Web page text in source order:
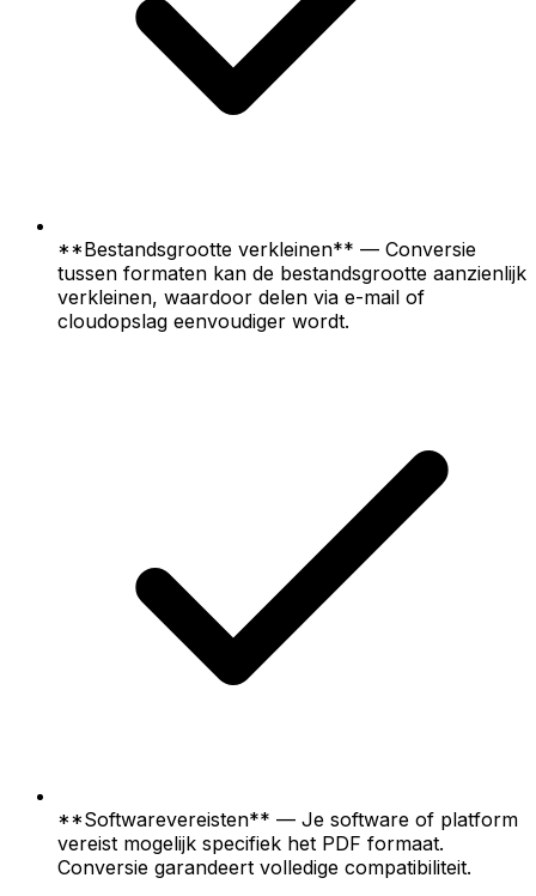
**Bestandsgrootte verkleinen** — Conversie
tussen formaten kan de bestandsgrootte aanzienlijk
verkleinen, waardoor delen via e-mail of
cloudopslag eenvoudiger wordt.
**Softwarevereisten** — Je software of platform
vereist mogelijk specifiek het PDF formaat.
Conversie garandeert volledige compatibiliteit.